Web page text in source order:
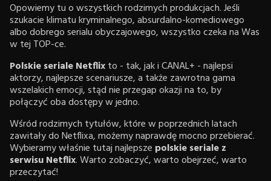
Opowiemy tu o wszystkich rodzimych produkcjach. Jeśli
szukacie klimatu kryminalnego, absurdalno-komediowego
albo dobrego serialu obyczajowego, wszystko czeka na Was
w tej TOP-ce.
Polskie seriale Netflixto - tak, jak i CANAL+ - najlepsi
aktorzy, najlepsze scenariusze, a także zawrotna gama
wszelakich emocji, stąd nie przegap okazji na to, by
połączyć oba dostępy w jedno.
Wśród rodzimych tytułów, które w poprzednich latach
zawitały do Netflixa, możemy naprawdę mocno przebierać.
Wybieramy właśnie tutaj najlepsze polskie seriale z
serwisu Netflix. Warto zobaczyć, warto obejrzeć, warto
przeczytać!